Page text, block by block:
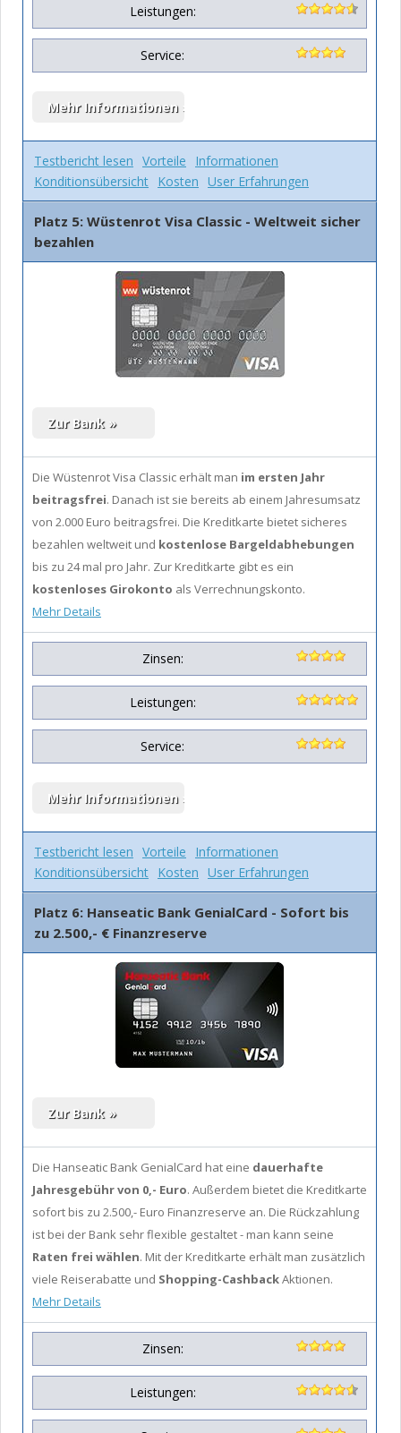
Leistungen:
Service:
Testbericht lesen Vorteile
Informationen
Konditionsübersicht Kosten User Erfahrungen
Platz 5: Wüstenrot Visa Classic - Weltweit sicher
bezahlen
Die Wüstenrot Visa Classic erhält man im ersten Jahr
beitragsfrei. Danach ist sie bereits ab einem Jahresumsatz
von 2.000 Euro beitragsfrei. Die Kreditkarte bietet sicheres
bezahlen weltweit und kostenlose Bargeldabhebungen
bis zu 24 mal pro Jahr. Zur Kreditkarte gibt es ein
kostenloses Girokonto als Verrechnungskonto.
Mehr Details
Zinsen:
Leistungen:
Service:
Testbericht lesen Vorteile
Informationen
Konditionsübersicht Kosten User Erfahrungen
Platz 6: Hanseatic Bank GenialCard - Sofort bis
zu 2.500,- € Finanzreserve
Die Hanseatic Bank GenialCard hat eine dauerhafte
Jahresgebühr von 0,- Euro. Außerdem bietet die Kreditkarte
sofort bis zu 2.500,- Euro Finanzreserve an. Die Rückzahlung
ist bei der Bank sehr flexible gestaltet - man kann seine
Raten frei wählen. Mit der Kreditkarte erhält man zusätzlich
viele Reiserabatte und Shopping-CashbackAktionen.
Mehr Details
Zinsen:
Leistungen: